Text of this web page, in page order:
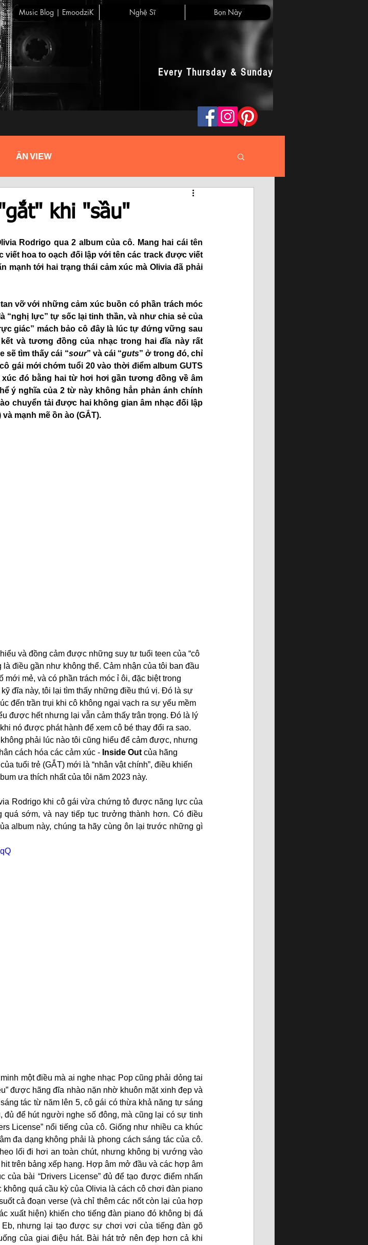
Music Blog | EmoodziK Nghệ Sĩ Bọn Này
Every Thursday & Sunday
ĂN VIEW
khi "sầu"
Rodrigo qua 2 album của cô. Mang hai cái tên
viết hoa to oạch đối lập với tên các track được viết
tới hai trạng thái cảm xúc mà Olivia đã phải
vỡ với những cảm xúc buồn có phần trách móc
“nghị lực” tự sốc lại tinh thần, và như chia sẻ của
giác” mách bảo cô đây là lúc tự đứng vững sau
và tương đồng của nhạc trong hai đĩa này rất
sẽ tìm thấy cái “sour” và cái “guts” ở trong đó, chỉ
gái mới chớm tuổi 20 vào thời điểm album GUTS
đó bằng hai từ hơi hơi gần tương đồng về âm
ý nghĩa của 2 từ này không hẳn phản ánh chính
chuyển tải được hai không gian âm nhạc đối lập
mạnh mẽ ồn ào (GẮT).
và đồng cảm được những suy tư tuổi teen của “cô
là điều gần như không thể. Cảm nhận của tôi ban đầu
mẻ, và có phần trách móc ỉ ôi, đặc biệt trong
đĩa này, tôi lại tìm thấy những điều thú vị. Đó là sự
đến trần trụi khi cô không ngại vạch ra sự yếu mềm
được hết nhưng lại vẫn cảm thấy trân trọng. Đó là lý
nó được phát hành để xem cô bé thay đổi ra sao.
phải lúc nào tôi cũng hiểu để cảm được, nhưng
cách hóa các cảm xúc - Inside Out của hãng
tuổi trẻ (GẮT) mới là “nhân vật chính”, điều khiến
ưa thích nhất của tôi năm 2023 này.
Rodrigo khi cô gái vừa chứng tỏ được năng lực của
sớm, và nay tiếp tục trưởng thành hơn. Có điều
album này, chúng ta hãy cùng ôn lại trước những gì
một điều mà ai nghe nhạc Pop cũng phải dỏng tai
được hãng đĩa nhào nặn nhờ khuôn mặt xinh đẹp và
tác từ năm lên 5, cô gái có thừa khả năng tự sáng
đủ để hút người nghe số đông, mà cũng lại có sự tinh
License” nổi tiếng của cô. Giống như nhiều ca khúc
đa dạng không phải là phong cách sáng tác của cô.
lối đi hơi an toàn chút, nhưng không bị vướng vào
trên bảng xếp hạng. Hợp âm mở đầu và các hợp âm
của bài “Drivers License” đủ để tạo được điểm nhấn
quá cầu kỳ của Olivia là cách cô chơi đàn piano
cả đoạn verse (và chỉ thêm các nốt còn lại của hợp
xuất hiện) khiến cho tiếng đàn piano đó không bị đá
nhưng lại tạo được sự chơi vơi của tiếng đàn gõ
của giai điệu hát. Bài hát trở nên đẹp hơn cả khi